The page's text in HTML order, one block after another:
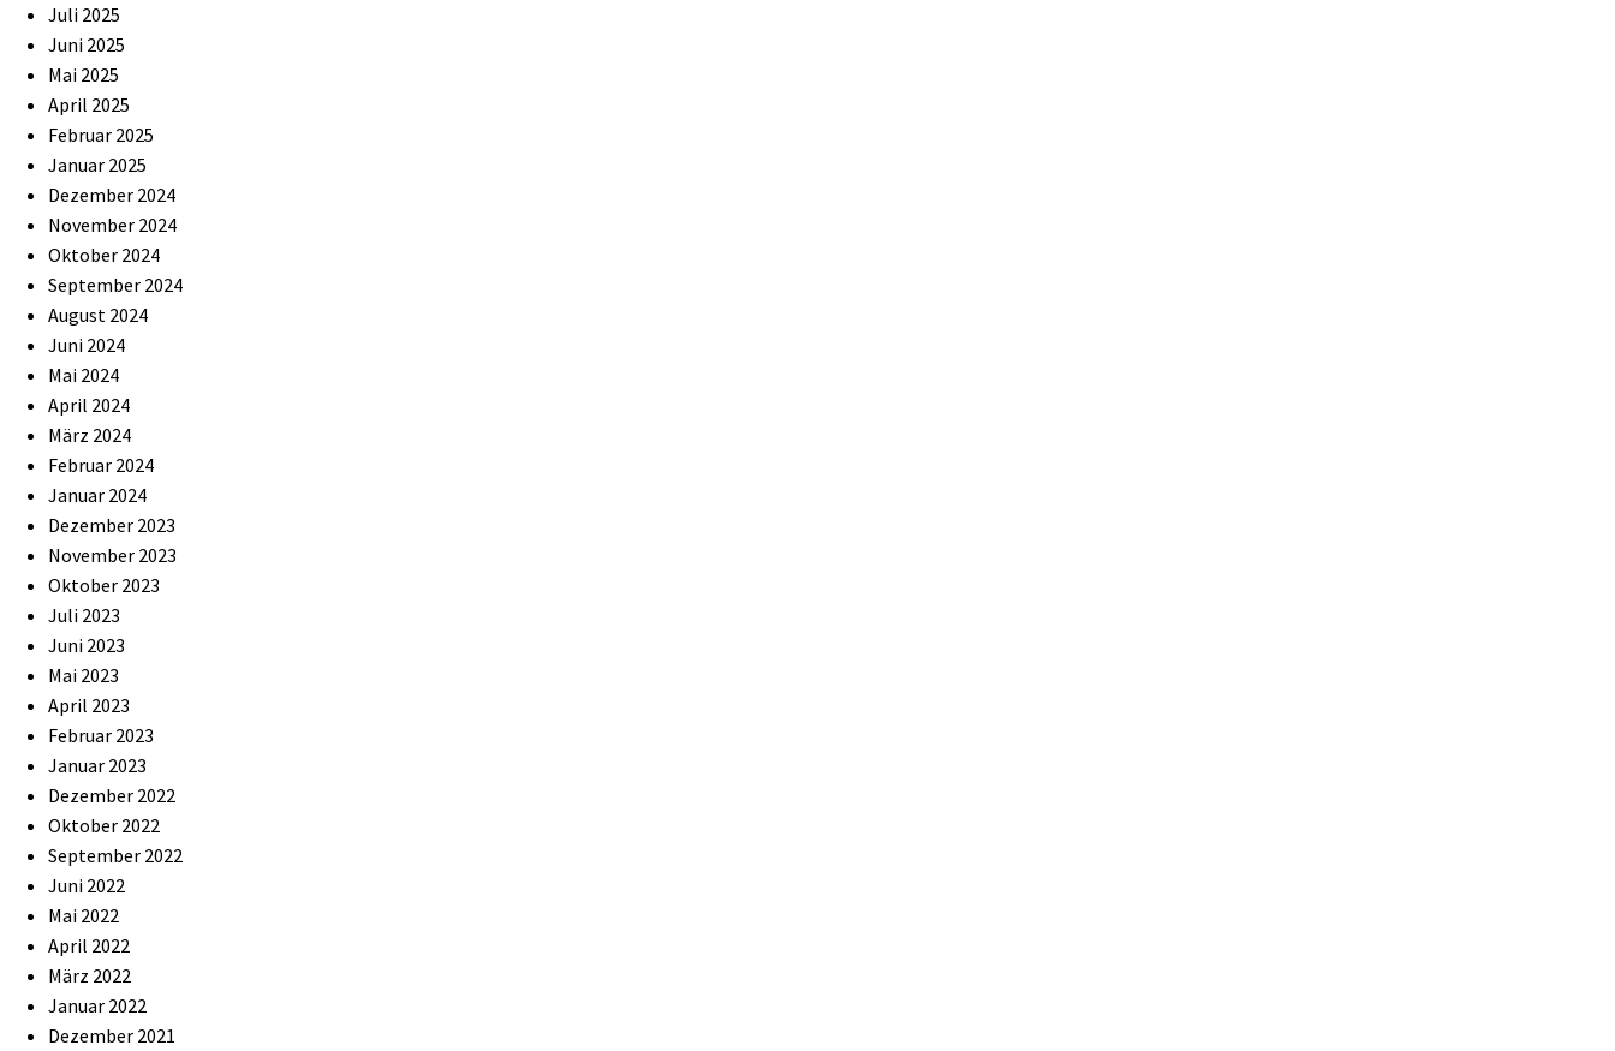
Juli 2025
Juni 2025
Mai 2025
April 2025
Februar 2025
Januar 2025
Dezember 2024
November 2024
Oktober 2024
September 2024
August 2024
Juni 2024
Mai 2024
April 2024
März 2024
Februar 2024
Januar 2024
Dezember 2023
November 2023
Oktober 2023
Juli 2023
Juni 2023
Mai 2023
April 2023
Februar 2023
Januar 2023
Dezember 2022
Oktober 2022
September 2022
Juni 2022
Mai 2022
April 2022
März 2022
Januar 2022
Dezember 2021